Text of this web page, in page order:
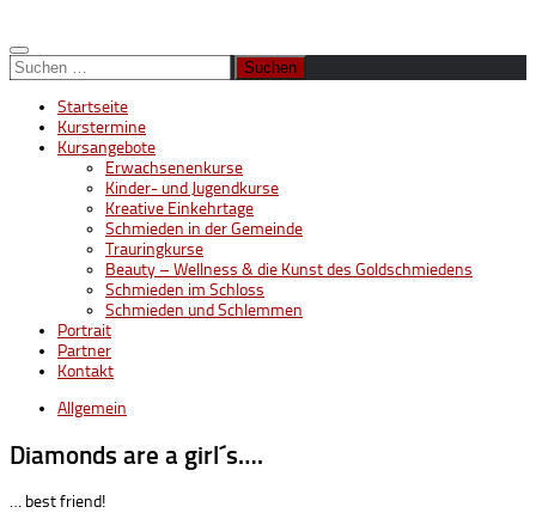
Suchen
nach:
Startseite
Kurstermine
Kursangebote
Erwachsenenkurse
Kinder- und Jugendkurse
Kreative Einkehrtage
Schmieden in der Gemeinde
Trauringkurse
Beauty – Wellness & die Kunst des Goldschmiedens
Schmieden im Schloss
Schmieden und Schlemmen
Portrait
Partner
Kontakt
Allgemein
Diamonds are a girl´s….
… best friend!